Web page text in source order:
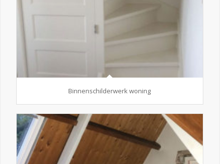
Binnenschilderwerk woning